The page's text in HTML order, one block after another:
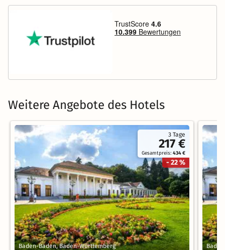
Weitere Angebote des Hotels
3 Tage
217 €
Gesamtpreis:434 €
- 22 %
Baden-Baden, Baden-Württemberg